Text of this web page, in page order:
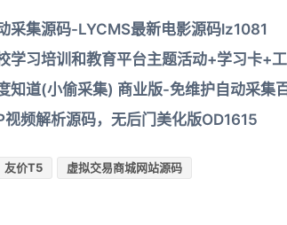
采集源码-LYCMS最新电影源码lz1081
学习培训和教育平台主题活动+学习卡+
知道(小偷采集) 商业版-免维护自动采集
频解析源码，无后门美化版OD1615
友价T5 虚拟交易商城网站源码